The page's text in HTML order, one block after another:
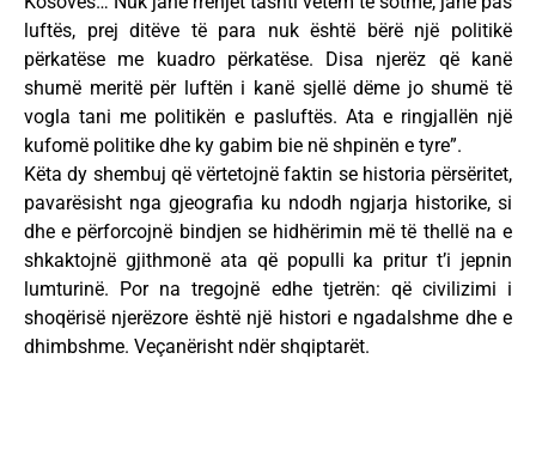
luftës, prej ditëve të para nuk është bërë një politikë
përkatëse me kuadro përkatëse. Disa njerëz që kanë
shumë meritë për luftën i kanë sjellë dëme jo shumë të
vogla tani me politikën e pasluftës. Ata e ringjallën një
kufomë politike dhe ky gabim bie në shpinën e tyre”.
Këta dy shembuj që vërtetojnë faktin se historia përsëritet,
pavarësisht nga gjeografia ku ndodh ngjarja historike, si
dhe e përforcojnë bindjen se hidhërimin më të thellë na e
shkaktojnë gjithmonë ata që populli ka pritur t’i jepnin
lumturinë. Por na tregojnë edhe tjetrën: që civilizimi i
shoqërisë njerëzore është një histori e ngadalshme dhe e
dhimbshme. Veçanërisht ndër shqiptarët.